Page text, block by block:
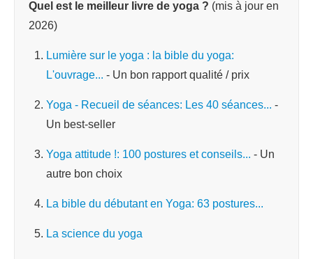
Quel est le meilleur livre de yoga ? (mis à jour en
2026)
Lumière sur le yoga : la bible du yoga:
L'ouvrage... - Un bon rapport qualité / prix
Yoga - Recueil de séances: Les 40 séances... -
Un best-seller
Yoga attitude !: 100 postures et conseils... - Un
autre bon choix
La bible du débutant en Yoga: 63 postures...
La science du yoga